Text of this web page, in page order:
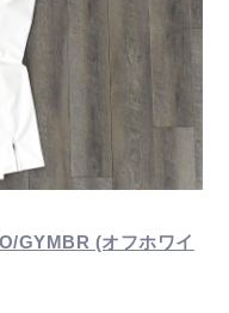
GYMBR (オフホワイ